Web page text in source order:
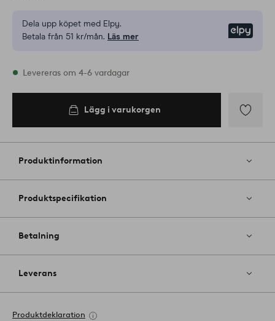
Dela upp köpet med Elpy.
Betala från 51 kr/mån. Läs mer
I lager
Levereras om 4-6 vardagar
Lägg i varukorgen
till
favoriter
Produktinformation
Produktspecifikation
Betalning
Leverans
Produktdeklaration